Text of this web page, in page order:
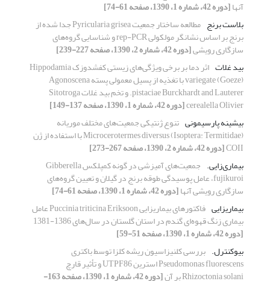
آنها[دوره 42، شماره 1، 1390، صفحه 61-74]
بلاست برنج
مطالعه ساختار جمعیت Pyricularia grisea جدا شده از
برنج بر اساس نشانگر مولکولی rep-PCR و شناسایی گروه‌های
سازگاری رویشی[دوره 42، شماره 2، 1390، صفحه 227-239]
بید غلات
اثر دما بر برخی ویژگی‌های زیستی کفشدوزک Hippodamia
variegate (Goeze) با تغذیه از پسیل معمولی پسته Agonoscena
pistaciae Burckhardt and Lauterer. و تخم بید غلات Sitotroga
cerealella Olivier[دوره 42، شماره 1، 1390، صفحه 137-149]
بیشینه پارسیمونی تنوع ژنتیکی جمعیت‌های مختلف موریانه
Microcerotermes diversus (Isoptera: Termitidae) با استفاده از ژن
COII[دوره 42، شماره 2، 1390، صفحه 267-273]
بیماری‌زایی.
جمعیت‌های آمیزشی در ‌گونه کمپلکس Gibberella
fujikuroi، عامل پوسیدگی طوقه برنج در گیلان و تعیین گروه‌های
سازگاری رویشی آنها[دوره 42، شماره 1، 1390، صفحه 61-74]
بیماریزایی
فاکتورهای بیماریزایی Puccinia triticina Eriksoon عامل
بیماری زنگ قهوه‌ای گندم در استان گلستان در سال‌های 1386-1381
[دوره 42، شماره 1، 1390، صفحه 51-59]
بیوکنترل. بررسی کلنیزاسیون ریشه کلزا توسط باکتری
Pseudomonas fluorescens استرین UTPF86 و تأثیر قارچ
Rhizoctonia solani بر آن [دوره 42، شماره 1، 1390، صفحه 163-